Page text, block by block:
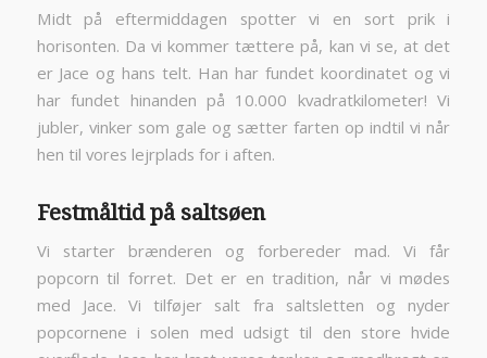
Midt på eftermiddagen spotter vi en sort prik i
horisonten. Da vi kommer tættere på, kan vi se, at det
er Jace og hans telt. Han har fundet koordinatet og vi
har fundet hinanden på 10.000 kvadratkilometer! Vi
jubler, vinker som gale og sætter farten op indtil vi når
hen til vores lejrplads for i aften.
Festmåltid på saltsøen
Vi starter brænderen og forbereder mad. Vi får
popcorn til forret. Det er en tradition, når vi mødes
med Jace. Vi tilføjer salt fra saltsletten og nyder
popcornene i solen med udsigt til den store hvide